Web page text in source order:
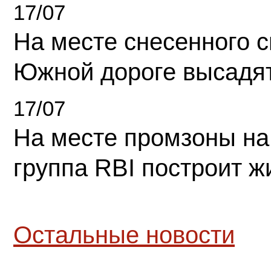
17/07
На месте снесенного
Южной дороге
17/07
На месте промзоны
группа RBI построит
Остальные новости